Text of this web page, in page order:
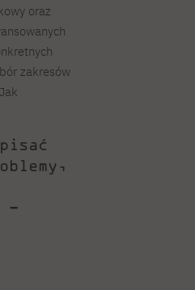
oraz
zakresów
–